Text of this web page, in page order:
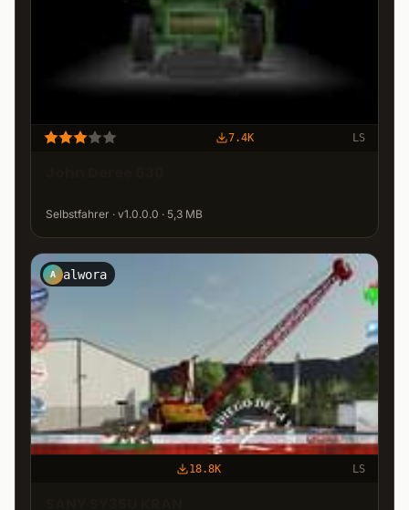
7.4K LS
Selbstfahrer · v1.0.0.0 · 5,3 MB
A alwora
18.8K LS